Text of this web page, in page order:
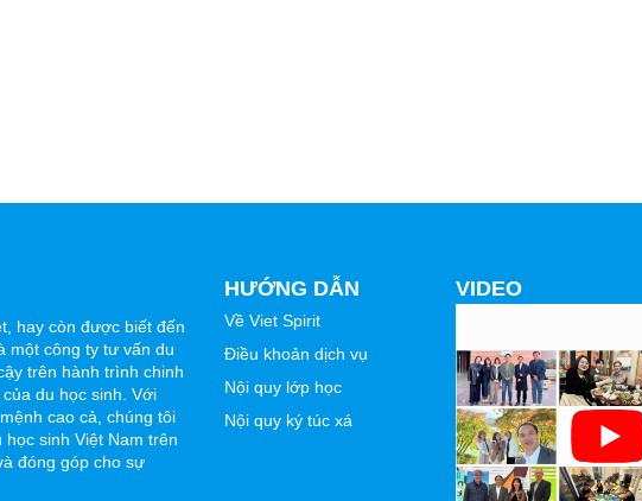
hay còn được biết đến
một công ty tư vấn du
trên hành trình chinh
du học sinh. Với
cao cả, chúng tôi
sinh Việt Nam trên
đóng góp cho sự
HƯỚNG DẪN
Về Viet Spirit
Điều khoản dịch vụ
Nội quy lớp học
Nội quy ký túc xá
VIDEO